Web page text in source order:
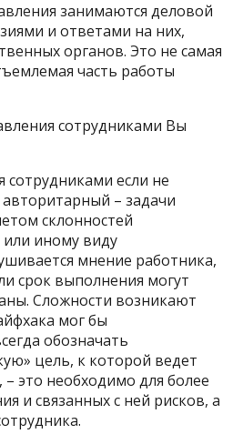
занимаются деловой
и ответами на них,
органов. Это не самая
часть работы
сотрудниками Вы
если не
– задачи
склонностей
иному виду
мнение работника,
срок выполнения могут
Сложности возникают
мог бы
обозначать
цель, к которой ведет
это необходимо для более
и связанных с ней рисков, а